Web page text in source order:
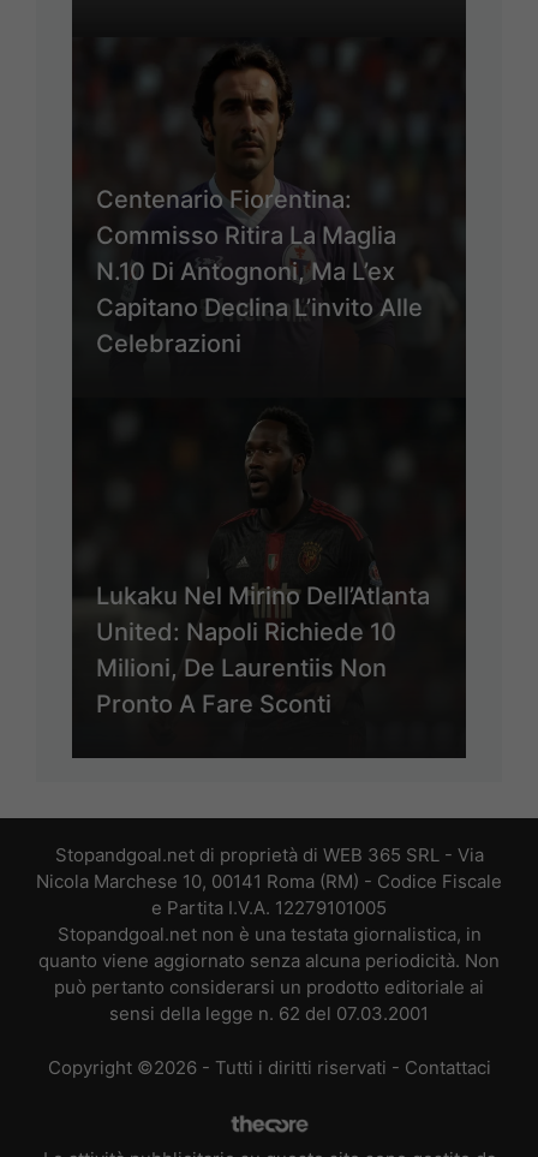
Centenario Fiorentina:
Commisso Ritira La Maglia
N.10 Di Antognoni, Ma L’ex
Capitano Declina L’invito Alle
Celebrazioni
Lukaku Nel Mirino Dell’Atlanta
United: Napoli Richiede 10
Milioni, De Laurentiis Non
Pronto A Fare Sconti
Stopandgoal.net di proprietà di WEB 365 SRL - Via
Nicola Marchese 10, 00141 Roma (RM) - Codice Fiscale
e Partita I.V.A. 12279101005
Stopandgoal.net non è una testata giornalistica, in
quanto viene aggiornato senza alcuna periodicità. Non
può pertanto considerarsi un prodotto editoriale ai
sensi della legge n. 62 del 07.03.2001
Copyright ©2026 - Tutti i diritti riservati - Contattaci